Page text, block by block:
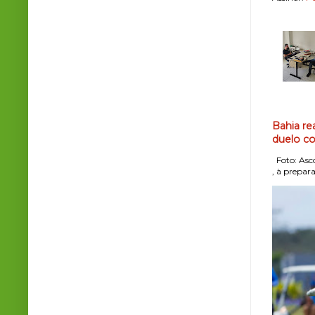
Bahia
duelo
Foto:
, à